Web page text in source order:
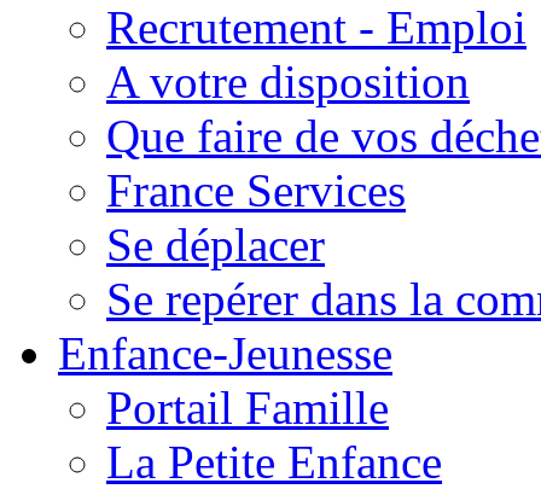
Recrutement - Emploi
A votre disposition
Que faire de vos
France Services
Se déplacer
Se repérer dans la
Enfance-Jeunesse
Portail Famille
La Petite Enfance